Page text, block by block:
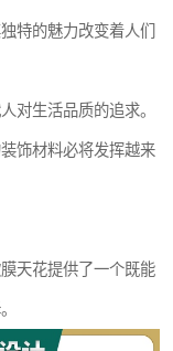
特的魅力改变着人们
对生活品质的追求。
饰材料必将发挥越来
天花提供了一个既能